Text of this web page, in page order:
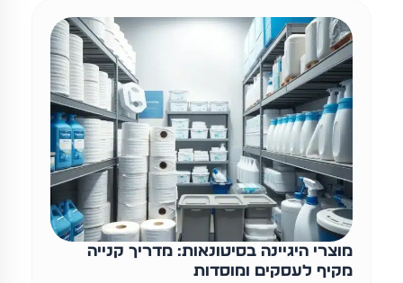
מוצרי היגיינה בסיטונאות: מדריך קנייה
מקיף לעסקים ומוסדות